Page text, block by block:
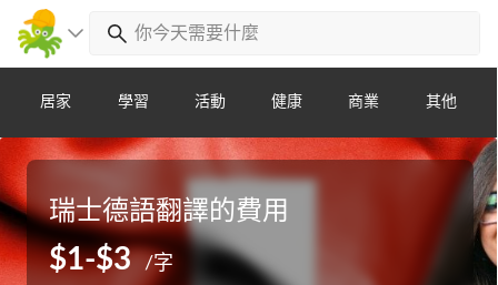
居家 學習 活動 健康 商業 其他
瑞士德語翻譯的費用
$1-$3 /字